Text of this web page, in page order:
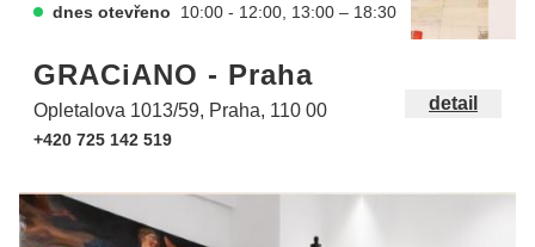
dnes otevřeno 10:00 - 12:00, 13:00 – 18:30
GRACiANO - Praha
Opletalova 1013/59, Praha, 110 00
+420 725 142 519
detail